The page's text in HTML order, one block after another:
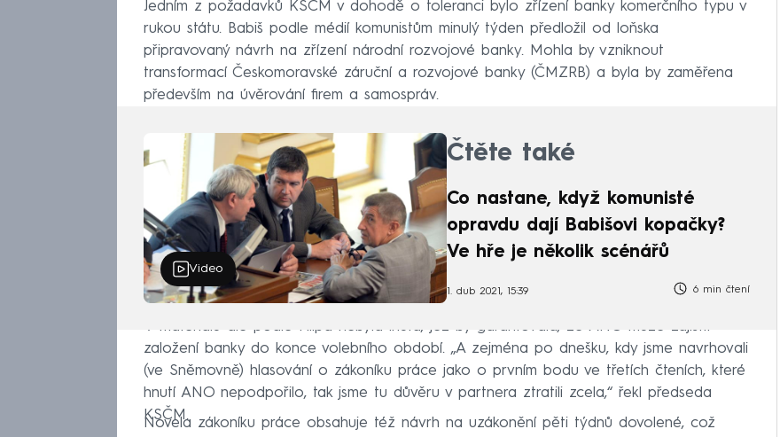
Jedním z požadavků KSČM v dohodě o toleranci bylo zřízení banky komerčního typu v
rukou státu. Babiš podle médií komunistům minulý týden předložil od loňska
připravovaný návrh na zřízení národní rozvojové banky. Mohla by vzniknout
transformací Českomoravské záruční a rozvojové banky (ČMZRB) a byla by zaměřena
především na úvěrování firem a samospráv.
Video
Čtěte také
Co nastane, když komunisté
opravdu dají Babišovi kopačky?
Ve hře je několik scénářů
1. dub 2021, 15:39 6 min čtení
V materiálu ale podle Filipa nebyla lhůta, jež by garantovala, že ANO může zajistit
založení banky do konce volebního období. „A zejména po dnešku, kdy jsme navrhovali
(ve Sněmovně) hlasování o zákoníku práce jako o prvním bodu ve třetích čteních, které
hnutí ANO nepodpořilo, tak jsme tu důvěru v partnera ztratili zcela,“ řekl předseda
KSČM.
Novela zákoníku práce obsahuje též návrh na uzákonění pěti týdnů dovolené, což